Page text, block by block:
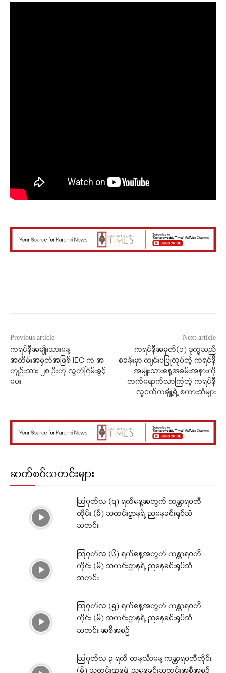
Previous article
ကရင်နီအမျိုးသားနေ့
အထိမ်းအမှတ်အဖြစ် IEC က အ
ကျဥ်းသား ၂၈ ဦးကို လွတ်ငြိမ်းခွင့်
ပေး
Next article
ကရင်နီအမှတ်(၁) ဒုက္ခသည်
စခန်းမှာ ကျင်းပပြုလုပ်တဲ့ ကရင်နီ
အမျိုးသားနေ့အခမ်းအနားကို
တက်ရောက်လာကြတဲ့ ကရင်နီ
လူငယ်တချို့ရဲ့ စကားသံများ
ဆက်စပ်သတင်းများ
ဩဂုတ်လ (၇) ရက်နေ့အတွက် ကန္တာရဝတီ
တိုင်း (မ်) သတင်းဌာနရဲ့ ညနေခင်းရုပ်သံ
သတင်း
ဩဂုတ်လ (၆) ရက်နေ့အတွက် ကန္တာရဝတီ
တိုင်း (မ်) သတင်းဌာနရဲ့ ညနေခင်းရုပ်သံ
သတင်း
ဩဂုတ်လ (၅) ရက်နေ့အတွက် ကန္တာရဝတီ
တိုင်း (မ်) သတင်းဌာနရဲ့ ညနေခင်းရုပ်သံ
သတင်း အစီအစဉ်
ဩဂုတ်လ ၃ ရက် တနင်္လာနေ့ ကန္တာရဝတီတိုင်း